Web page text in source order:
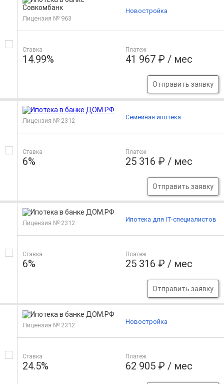
Лицензия № 963
Ставка
14.99%
Платеж
41 967 ₽ / мес
Отправить заявку
Новостройка
Лицензия № 2312
Ставка
6%
Платеж
25 316 ₽ / мес
Отправить заявку
Семейная ипотека
Лицензия № 2312
Ставка
6%
Платеж
25 316 ₽ / мес
Отправить заявку
Ипотека для IT-специалистов
Лицензия № 2312
Ставка
24.5%
Платеж
62 905 ₽ / мес
Новостройка